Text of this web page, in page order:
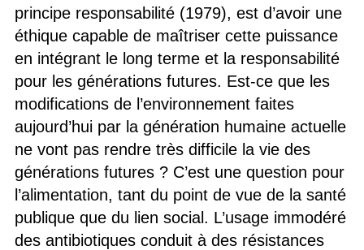
principe responsabilité (1979), est d’avoir une
éthique capable de maîtriser cette puissance
en intégrant le long terme et la responsabilité
pour les générations futures. Est-ce que les
modifications de l’environnement faites
aujourd’hui par la génération humaine actuelle
ne vont pas rendre très difficile la vie des
générations futures ? C’est une question pour
l’alimentation, tant du point de vue de la santé
publique que du lien social. L’usage immodéré
des antibiotiques conduit à des résistances